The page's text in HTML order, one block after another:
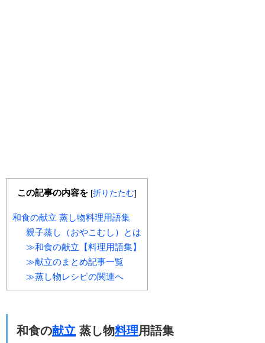
この記事の内容を [折りたたむ]
和食の献立 蒸し物料理用語集
親子蒸し（おやこむし）とは
≫和食の献立【料理用語集】
≫献立のまとめ記事一覧
≫蒸し物レシピの関連へ
和食の献立 蒸し物料理用語集